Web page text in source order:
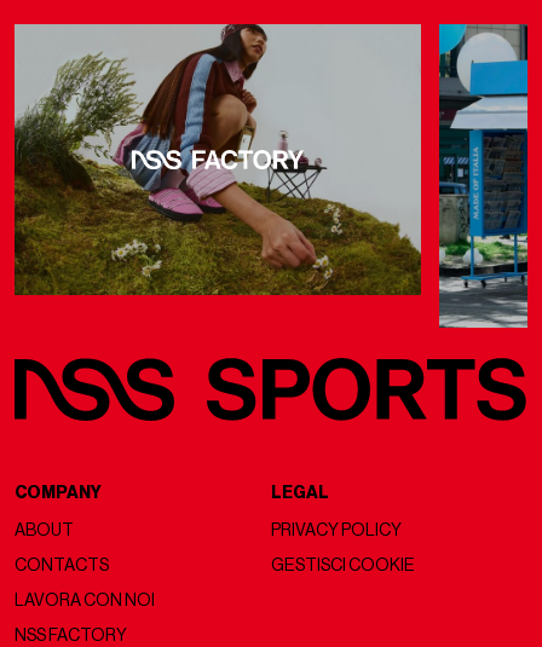
COMPANY
ABOUT
CONTACTS
LAVORA CON NOI
NSS FACTORY
LEGAL
PRIVACY POLICY
GESTISCI COOKIE